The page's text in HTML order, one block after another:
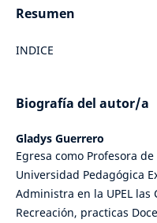
Resumen
INDICE
Biografía del autor/a
Gladys Guerrero
Egresa como Profesora
Universidad Pedagógica
Administra en la UPEL
Recreación, practicas